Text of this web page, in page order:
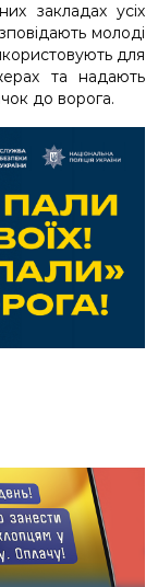
закладах усіх
молоді
для
та надають
до ворога.